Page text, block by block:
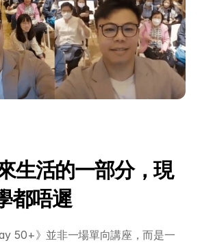
生活的一部分，現
都唔遲
50+》並非一場單向講座，而是一
們